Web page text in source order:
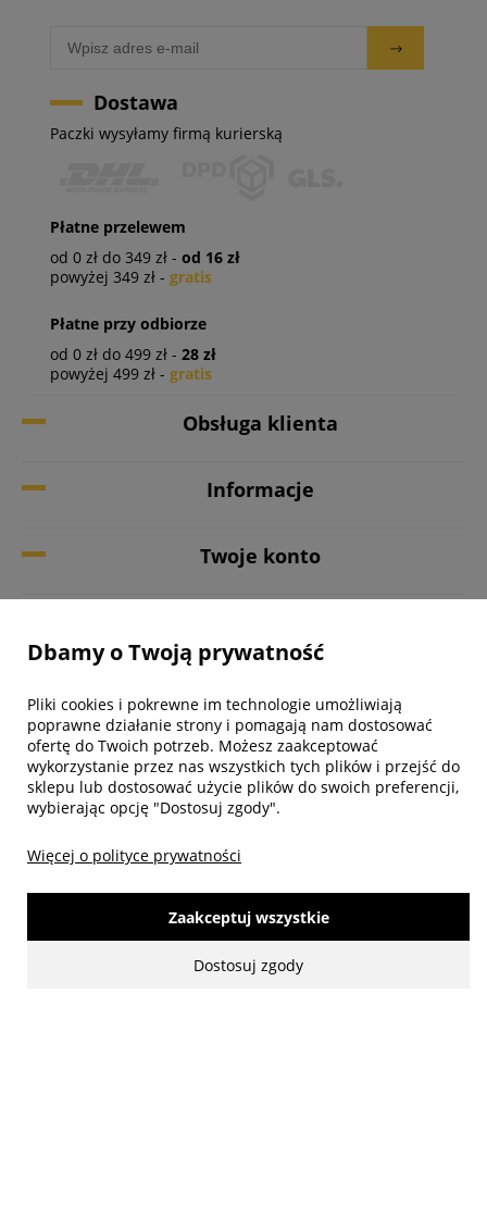
Dostawa
Paczki wysyłamy firmą kurierską
Płatne przelewem
od 0 zł do 349 zł - od 16 zł
powyżej 349 zł - gratis
Płatne przy odbiorze
od 0 zł do 499 zł - 28 zł
powyżej 499 zł - gratis
Obsługa klienta
Informacje
Twoje konto
made with: by www.mamezi.pl
Pokaż pełną wersję strony
Dbamy o Twoją prywatność
Pliki cookies i pokrewne im technologie umożliwiają
poprawne działanie strony i pomagają nam dostosować
ofertę do Twoich potrzeb. Możesz zaakceptować
wykorzystanie przez nas wszystkich tych plików i przejść do
sklepu lub dostosować użycie plików do swoich preferencji,
wybierając opcję "Dostosuj zgody".
Więcej o polityce prywatności
Dostosuj zgody
Zaakceptuj wszystkie